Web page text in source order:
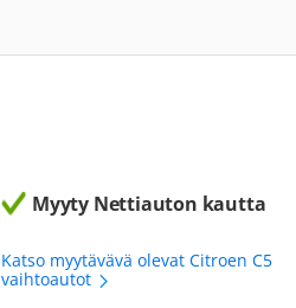
Myyty Nettiauton kautta
Katso myytävävä olevat Citroen C5
vaihtoautot